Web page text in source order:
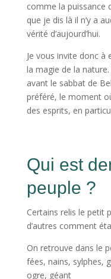
comme la puissance
que je dis là il n’y a
vérité d’aujourd’hui.
Je vous invite donc
la magie de la
avant le sabbat de
préféré, le moment
des esprits, en
Qui est
peuple ?
Certains relis le petit
d’autres comment
On retrouve dans le
fées, nains, sylphes,
ogre, géant